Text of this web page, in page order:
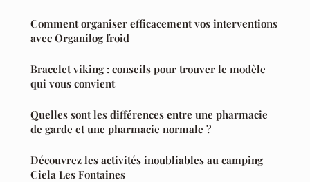
Comment organiser efficacement vos interventions
avec Organilog froid
Bracelet viking : conseils pour trouver le modèle
qui vous convient
Quelles sont les différences entre une pharmacie
de garde et une pharmacie normale ?
Découvrez les activités inoubliables au camping
Ciela Les Fontaines